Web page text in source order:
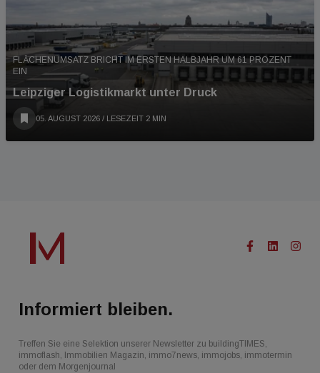
FLÄCHENUMSATZ BRICHT IM ERSTEN HALBJAHR UM 61 PROZENT
EIN
Leipziger Logistikmarkt unter Druck
05. AUGUST 2026 / LESEZEIT 2 MIN
Informiert bleiben.
Treffen Sie eine Selektion unserer Newsletter zu buildingTIMES,
immoflash, Immobilien Magazin, immo7news, immojobs, immotermin
oder dem Morgenjournal